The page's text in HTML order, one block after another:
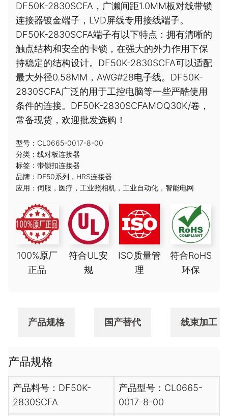
DF50K-2830SCFA，广濑间距1.0MM板对线带锁
连接器镀金端子，LVD屏线专用接线端子。
DF50K-2830SCFA端子有以下特点：拥有清晰的
触点结构和安全的卡锁，在强大的外力作用下保
持稳定的结构设计。DF50K-2830SCFA可以适配
最大外径0.58MM，AWG#28电子线。DF50K-
2830SCFA广泛的用于工控电脑等一些严酷使用
条件的连接。DF50K-2830SCFAMOQ30K/卷，
常备现货，欢迎批发选购！
型号：CL0665-0017-8-00
分类： 线对板连接器
标签： 带锁扣连接器
品牌： DF50系列 ， HRS连接器
应用： 伺服 ， 医疗 ， 工业照相机 ， 工业自动化 ， 智能电网
100%原厂
正品
符合UL安
规
ISO质量管
理
符合RoHS
环保
产品规格 国产替代 线束加工
产品规格
产品料号：DF50K-
2830SCFA
产品型号：CL0665-
0017-8-00